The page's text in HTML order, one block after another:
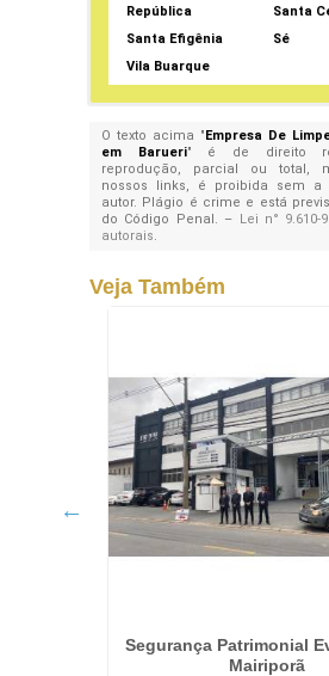
República
Santa
Santa Efigênia
Sé
Vila Buarque
O texto acima "Empresa De
em Barueri" é de direito
reprodução, parcial ou total,
nossos links, é proibida sem a
autor. Plágio é crime e está
do Código Penal. – Lei n° 9.610-
autorais.
Veja Também
Segurança Patrimonial
Mairiporã